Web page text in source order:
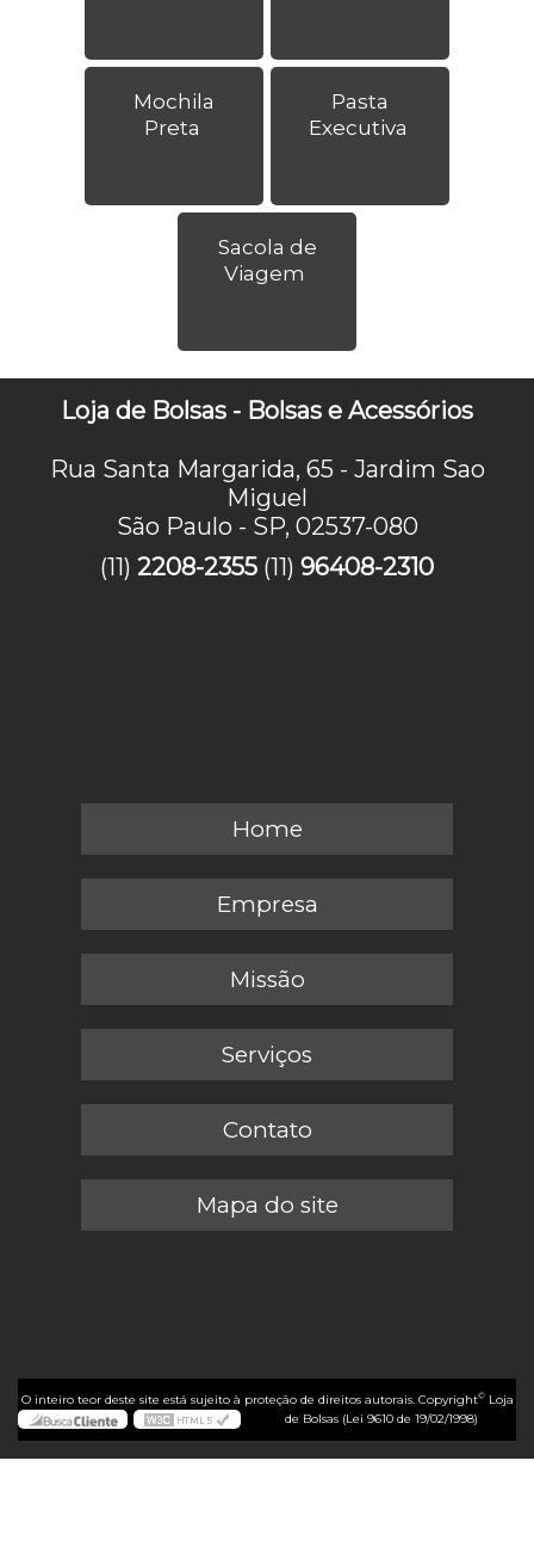
Mochila
Preta
Pasta
Executiva
Sacola de
Viagem
Loja de Bolsas - Bolsas e Acessórios
Rua Santa Margarida, 65 - Jardim Sao
Miguel
São Paulo - SP, 02537-080
(11) 2208-2355 (11) 96408-2310
Home
Empresa
Missão
Serviços
Contato
Mapa do site
O inteiro teor deste site está sujeito à proteção de direitos autorais. Copyright©Loja
de Bolsas (Lei 9610 de 19/02/1998)